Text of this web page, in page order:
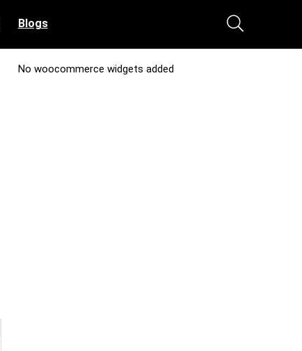
Blogs
No woocommerce widgets added